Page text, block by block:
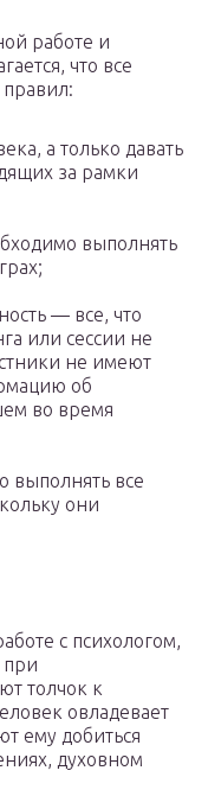
работе и
что все
правил:
а только давать
за рамки
выполнять
— все, что
или сессии не
не имеют
об
во время
выполнять все
они
с психологом,
при
толчок к
овладевает
ему добиться
духовном